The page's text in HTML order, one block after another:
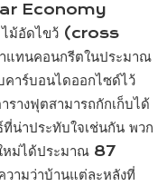
Economy
ม้อัดไขว้ (cross
นคอนกรีตในประมาณ
คาร์บอนไดออกไซด์ไว้
างฟุตสามารถกักเก็บได้
น่าประทับใจเช่นกัน พวก
ใหม่ได้ประมาณ 87
วามว่าบ้านแต่ละหลังที่